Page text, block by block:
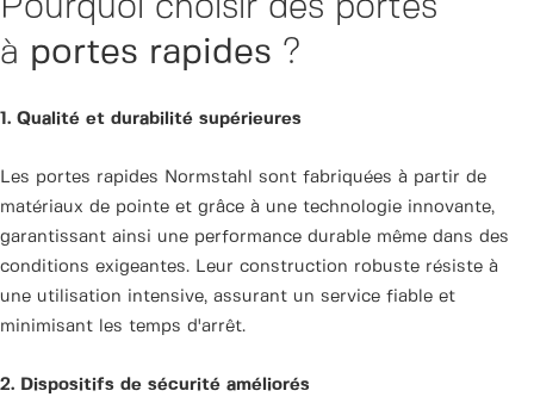
Pourquoi choisir des portes
à portes rapides ?
1. Qualité et durabilité supérieures
Les portes rapides Normstahl sont fabriquées à partir de
matériaux de pointe et grâce à une technologie innovante,
garantissant ainsi une performance durable même dans des
conditions exigeantes. Leur construction robuste résiste à
une utilisation intensive, assurant un service fiable et
minimisant les temps d'arrêt.
2. Dispositifs de sécurité améliorés